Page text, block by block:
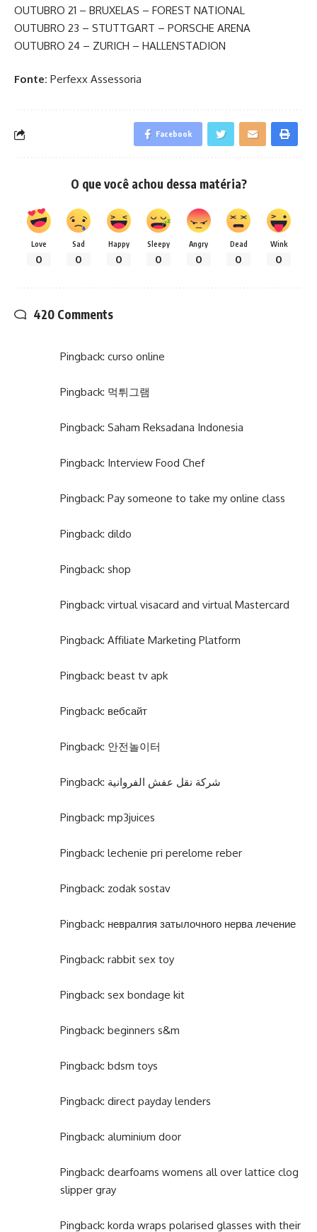
OUTUBRO 21 – BRUXELAS – FOREST NATIONAL
OUTUBRO 23 – STUTTGART – PORSCHE ARENA
OUTUBRO 24 – ZURICH – HALLENSTADION
Fonte: Perfexx Assessoria
Facebook
O que você achou dessa matéria?
Love
0
Sad
0
Happy
0
Sleepy
0
Angry
0
Dead
0
Wink
0
420 Comments
Pingback: curso online
Pingback: 먹튀그램
Pingback: Saham Reksadana Indonesia
Pingback: Interview Food Chef
Pingback: Pay someone to take my online class
Pingback: dildo
Pingback: shop
Pingback: virtual visacard and virtual Mastercard
Pingback: Affiliate Marketing Platform
Pingback: beast tv apk
Pingback: вебсайт
Pingback: 안전놀이터
Pingback: شركة نقل عفش الفروانية
Pingback: mp3juices
Pingback: lechenie pri perelome reber
Pingback: zodak sostav
Pingback: невралгия затылочного нерва лечение
Pingback: rabbit sex toy
Pingback: sex bondage kit
Pingback: beginners s&m
Pingback: bdsm toys
Pingback: direct payday lenders
Pingback: aluminium door
Pingback: dearfoams womens all over lattice clog
slipper gray
Pingback: korda wraps polarised glasses with their